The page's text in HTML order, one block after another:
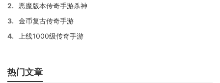
2.
恶魔版本传奇手游杀神
3.
金币复古传奇手游
4.
上线1000级传奇手游
热门文章